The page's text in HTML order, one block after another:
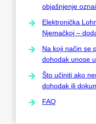
objašnjenje
Elektronička
Njemačkoj –
Na koji način se
dohodak unose
Što učiniti ako
dohodak ili
FAQ